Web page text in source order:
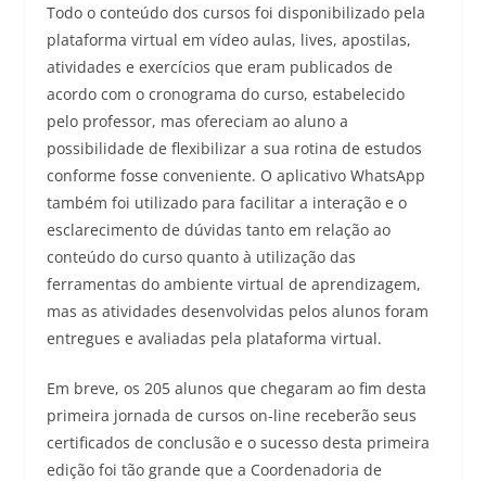
Todo o conteúdo dos cursos foi disponibilizado pela
plataforma virtual em vídeo aulas, lives, apostilas,
atividades e exercícios que eram publicados de
acordo com o cronograma do curso, estabelecido
pelo professor, mas ofereciam ao aluno a
possibilidade de flexibilizar a sua rotina de estudos
conforme fosse conveniente. O aplicativo WhatsApp
também foi utilizado para facilitar a interação e o
esclarecimento de dúvidas tanto em relação ao
conteúdo do curso quanto à utilização das
ferramentas do ambiente virtual de aprendizagem,
mas as atividades desenvolvidas pelos alunos foram
entregues e avaliadas pela plataforma virtual.
Em breve, os 205 alunos que chegaram ao fim desta
primeira jornada de cursos on-line receberão seus
certificados de conclusão e o sucesso desta primeira
edição foi tão grande que a Coordenadoria de